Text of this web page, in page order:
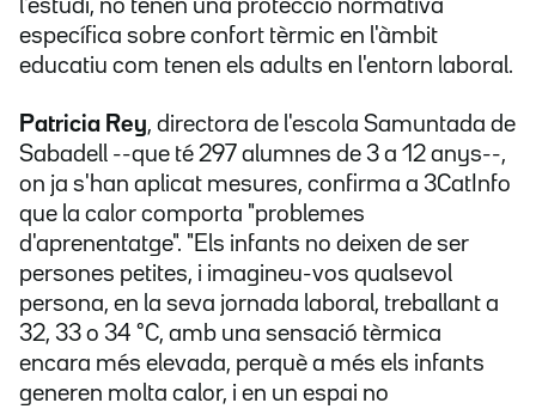
l'estudi, no tenen una protecció normativa
específica sobre confort tèrmic en l'àmbit
educatiu com tenen els adults en l'entorn laboral.
Patricia Rey, directora de l'escola Samuntada de
Sabadell --que té 297 alumnes de 3 a 12 anys--,
on ja s'han aplicat mesures, confirma a 3CatInfo
que la calor comporta "problemes
d'aprenentatge". "Els infants no deixen de ser
persones petites, i imagineu-vos qualsevol
persona, en la seva jornada laboral, treballant a
32, 33 o 34 °C, amb una sensació tèrmica
encara més elevada, perquè a més els infants
generen molta calor, i en un espai no